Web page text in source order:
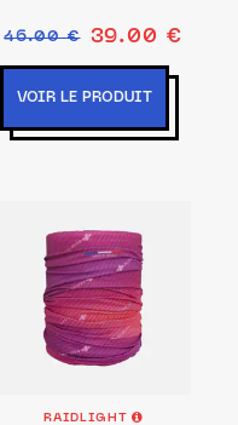
46.00 € 39.00 €
VOIR LE PRODUIT
RAIDLIGHT